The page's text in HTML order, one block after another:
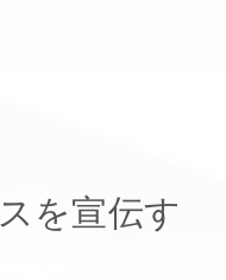
を宣伝す